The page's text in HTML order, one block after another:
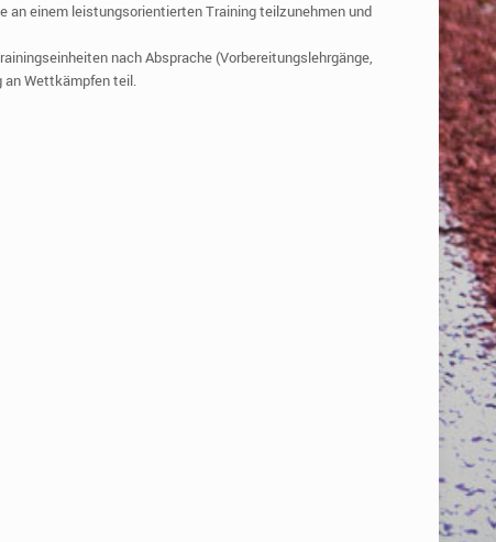
an einem leistungsorientierten Training teilzunehmen und
nach Absprache (Vorbereitungslehrgänge,
an Wettkämpfen teil.